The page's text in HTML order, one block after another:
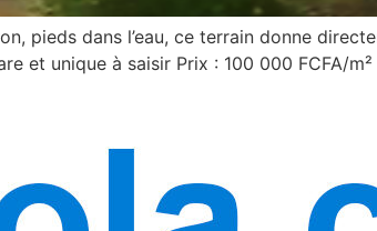
pieds dans l’eau, ce terrain donne
et unique à saisir Prix : 100 000 FCFA/